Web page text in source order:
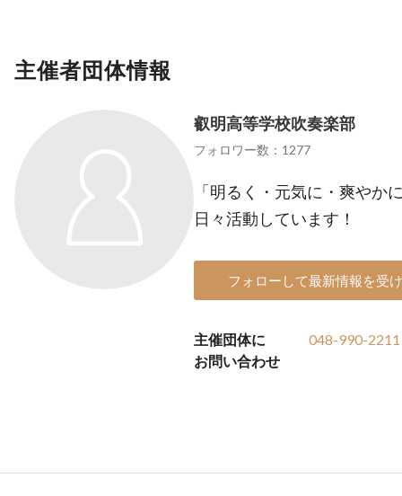
主催者団体情報
叡明高等学校吹奏楽部
フォロワー数：1277
「明るく・元気に・爽やか
日々活動しています！
フォローして最新情報を受
主催団体に
お問い合わせ
048-990-2211